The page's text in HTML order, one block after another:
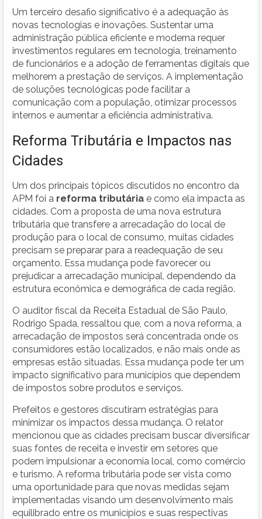
Um terceiro desafio significativo é a adequação às
novas tecnologias e inovações. Sustentar uma
administração pública eficiente e moderna requer
investimentos regulares em tecnologia, treinamento
de funcionários e a adoção de ferramentas digitais que
melhorem a prestação de serviços. A implementação
de soluções tecnológicas pode facilitar a
comunicação com a população, otimizar processos
internos e aumentar a eficiência administrativa.
Reforma Tributária e Impactos nas
Cidades
Um dos principais tópicos discutidos no encontro da
APM foi a reforma tributária e como ela impacta as
cidades. Com a proposta de uma nova estrutura
tributária que transfere a arrecadação do local de
produção para o local de consumo, muitas cidades
precisam se preparar para a readequação de seu
orçamento. Essa mudança pode favorecer ou
prejudicar a arrecadação municipal, dependendo da
estrutura econômica e demográfica de cada região.
O auditor fiscal da Receita Estadual de São Paulo,
Rodrigo Spada, ressaltou que, com a nova reforma, a
arrecadação de impostos será concentrada onde os
consumidores estão localizados, e não mais onde as
empresas estão situadas. Essa mudança pode ter um
impacto significativo para municípios que dependem
de impostos sobre produtos e serviços.
Prefeitos e gestores discutiram estratégias para
minimizar os impactos dessa mudança. O relator
mencionou que as cidades precisam buscar diversificar
suas fontes de receita e investir em setores que
podem impulsionar a economia local, como comércio
e turismo. A reforma tributária pode ser vista como
uma oportunidade para que novas medidas sejam
implementadas visando um desenvolvimento mais
equilibrado entre os municípios e suas respectivas